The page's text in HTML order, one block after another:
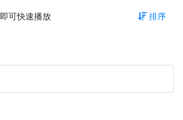
可快速播放 排序